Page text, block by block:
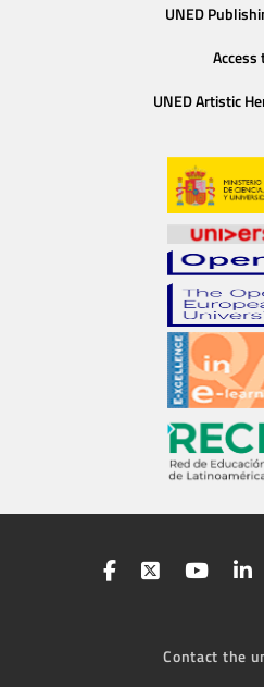
UNED
Access
UNED Artistic
Contact the